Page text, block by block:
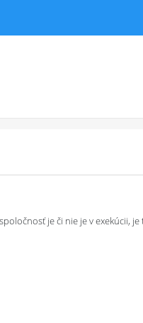
je či nie je v exekúcii,